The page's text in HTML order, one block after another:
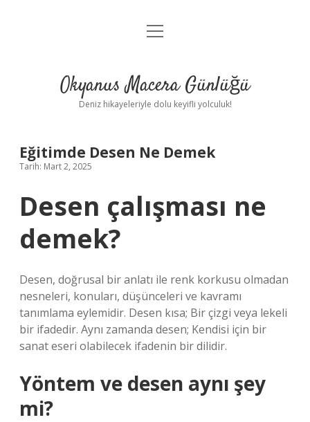
Anasayfa
Yasal Uyarı
menüyü
Okyanus Macera Günlüğü
Deniz hikayeleriyle dolu keyifli yolculuk!
Eğitimde Desen Ne Demek
Tarih: Mart 2, 2025
Desen çalışması ne
demek?
Desen, doğrusal bir anlatı ile renk korkusu olmadan
nesneleri, konuları, düşünceleri ve kavramı
tanımlama eylemidir. Desen kısa; Bir çizgi veya lekeli
bir ifadedir. Aynı zamanda desen; Kendisi için bir
sanat eseri olabilecek ifadenin bir dilidir.
Yöntem ve desen aynı şey
mi?